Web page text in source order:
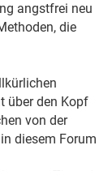
angstfrei neu
die
über den Kopf
von der
diesem Forum